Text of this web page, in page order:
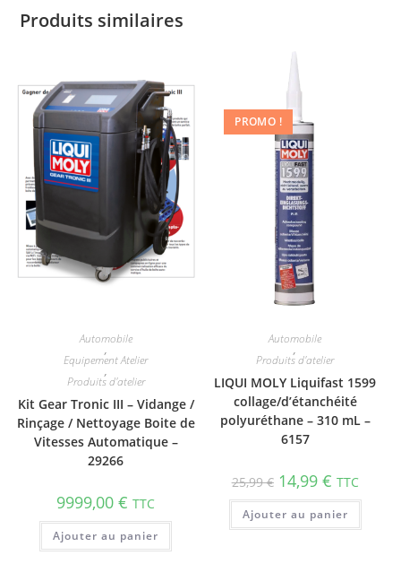
Produits similaires
Automobile
,
Equipement Atelier
,
Produits d'atelier
Kit Gear Tronic III – Vidange /
Rinçage / Nettoyage Boite de
Vitesses Automatique –
29266
9999,00€ TTC
Ajouter au panier
PROMO !
Automobile
,
Produits d'atelier
LIQUI MOLY Liquifast 1599
collage/d’étanchéité
polyuréthane – 310 mL –
6157
25,99€ 14,99 € TTC
Ajouter au panier